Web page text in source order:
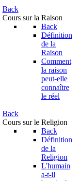
Back
Cours sur la Raison
Back
Définition
de la
Raison
Comment
la raison
peut-elle
connaître
le réel
Back
Cours sur le Religion
Back
Définition
de la
Religion
L'humain
a-t-il